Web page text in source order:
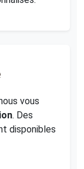
vous
. Des
disponibles